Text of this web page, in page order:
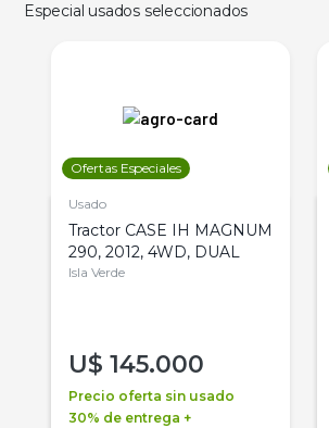
Especial usados seleccionados
Ofertas Especiales
Usado
Tractor CASE IH MAGNUM
290, 2012, 4WD, DUAL
Isla Verde
U$ 145.000
Precio oferta sin usado
30% de entrega +